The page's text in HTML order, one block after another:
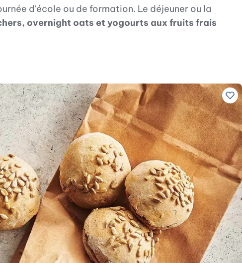
d'école ou de formation. Le déjeuner ou la
overnight oats et yogourts aux fruits frais